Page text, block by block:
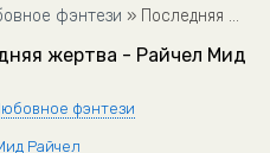
фэнтези » Последняя жертва - Райчел Мид
жертва - Райчел Мид
фэнтези
Райчел